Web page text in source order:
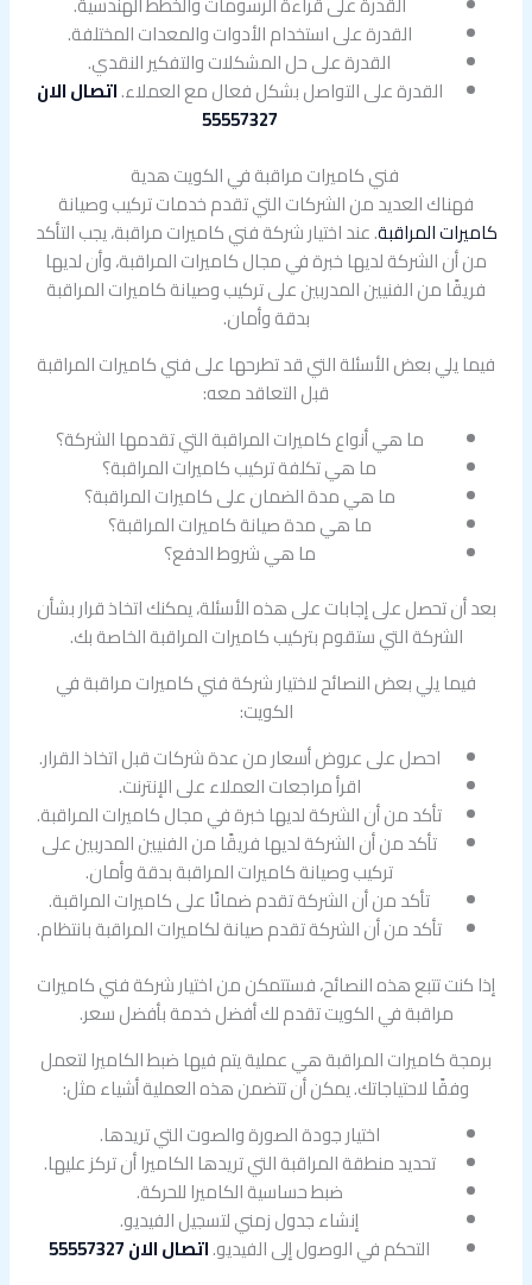
القدرة على استخدام الأدوات والمعدات المختلفة.
القدرة على حل المشكلات والتفكير النقدي.
القدرة على التواصل بشكل فعال مع العملاء.اتصال الان
55557327
فني كاميرات مراقبة في الكويت هدية
فهناك العديد من الشركات التي تقدم خدمات تركيب وصيانة
كاميرات المراقبة. عند اختيار شركة فني كاميرات مراقبة، يجب التأكد
من أن الشركة لديها خبرة في مجال كاميرات المراقبة، وأن لديها
فريقًا من الفنيين المدربين على تركيب وصيانة كاميرات المراقبة
بدقة وأمان.
فيما يلي بعض الأسئلة التي قد تطرحها على فني كاميرات المراقبة
قبل التعاقد معه:
ما هي أنواع كاميرات المراقبة التي تقدمها الشركة؟
ما هي تكلفة تركيب كاميرات المراقبة؟
ما هي مدة الضمان على كاميرات المراقبة؟
ما هي مدة صيانة كاميرات المراقبة؟
ما هي شروط الدفع؟
بعد أن تحصل على إجابات على هذه الأسئلة، يمكنك اتخاذ قرار بشأن
الشركة التي ستقوم بتركيب كاميرات المراقبة الخاصة بك.
فيما يلي بعض النصائح لاختيار شركة فني كاميرات مراقبة في
الكويت:
احصل على عروض أسعار من عدة شركات قبل اتخاذ القرار.
اقرأ مراجعات العملاء على الإنترنت.
تأكد من أن الشركة لديها خبرة في مجال كاميرات المراقبة.
تأكد من أن الشركة لديها فريقًا من الفنيين المدربين على
تركيب وصيانة كاميرات المراقبة بدقة وأمان.
تأكد من أن الشركة تقدم ضمانًا على كاميرات المراقبة.
تأكد من أن الشركة تقدم صيانة لكاميرات المراقبة بانتظام.
إذا كنت تتبع هذه النصائح، فستتمكن من اختيار شركة فني كاميرات
مراقبة في الكويت تقدم لك أفضل خدمة بأفضل سعر.
برمجة كاميرات المراقبة هي عملية يتم فيها ضبط الكاميرا لتعمل
وفقًا لاحتياجاتك. يمكن أن تتضمن هذه العملية أشياء مثل:
اختيار جودة الصورة والصوت التي تريدها.
تحديد منطقة المراقبة التي تريدها الكاميرا أن تركز عليها.
ضبط حساسية الكاميرا للحركة.
إنشاء جدول زمني لتسجيل الفيديو.
التحكم في الوصول إلى الفيديو.اتصال الان 55557327